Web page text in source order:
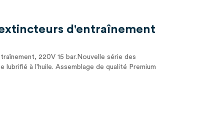
d'entraînement
220V 15 bar.Nouvelle série des
lubrifié à l'huile. Assemblage de qualité Premium